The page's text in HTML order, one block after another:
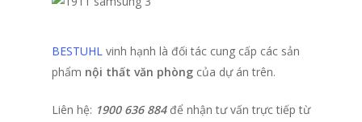
BESTUHL vinh hạnh là đối tác cung cấp các sản
phẩm nội thất văn phòng của dự án trên.
Liên hệ: 1900 636 884để nhận tư vấn trực tiếp từ